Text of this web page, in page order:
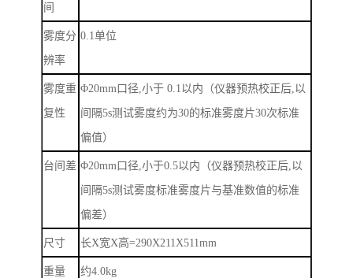
间
雾度分
辨率
0.1单位
雾度重
复性
Φ20mm口径 ,小于0.1 以内（仪器预热校正后 以
间隔5s测试雾度约为30的标准雾度片30次标准
偏值）
台间差 Φ20mm口径 ,小于0.5以内（仪器预热校正后 以
间隔5s测试雾度标准雾度片与基准数值的标准
偏差）
尺寸 长X宽X高=290X211X511mm
重量 约4.0kg